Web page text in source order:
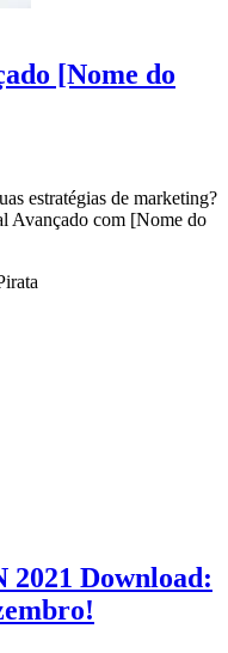
[Nome do
estratégias de marketing?
Avançado com [Nome do
2021 Download: